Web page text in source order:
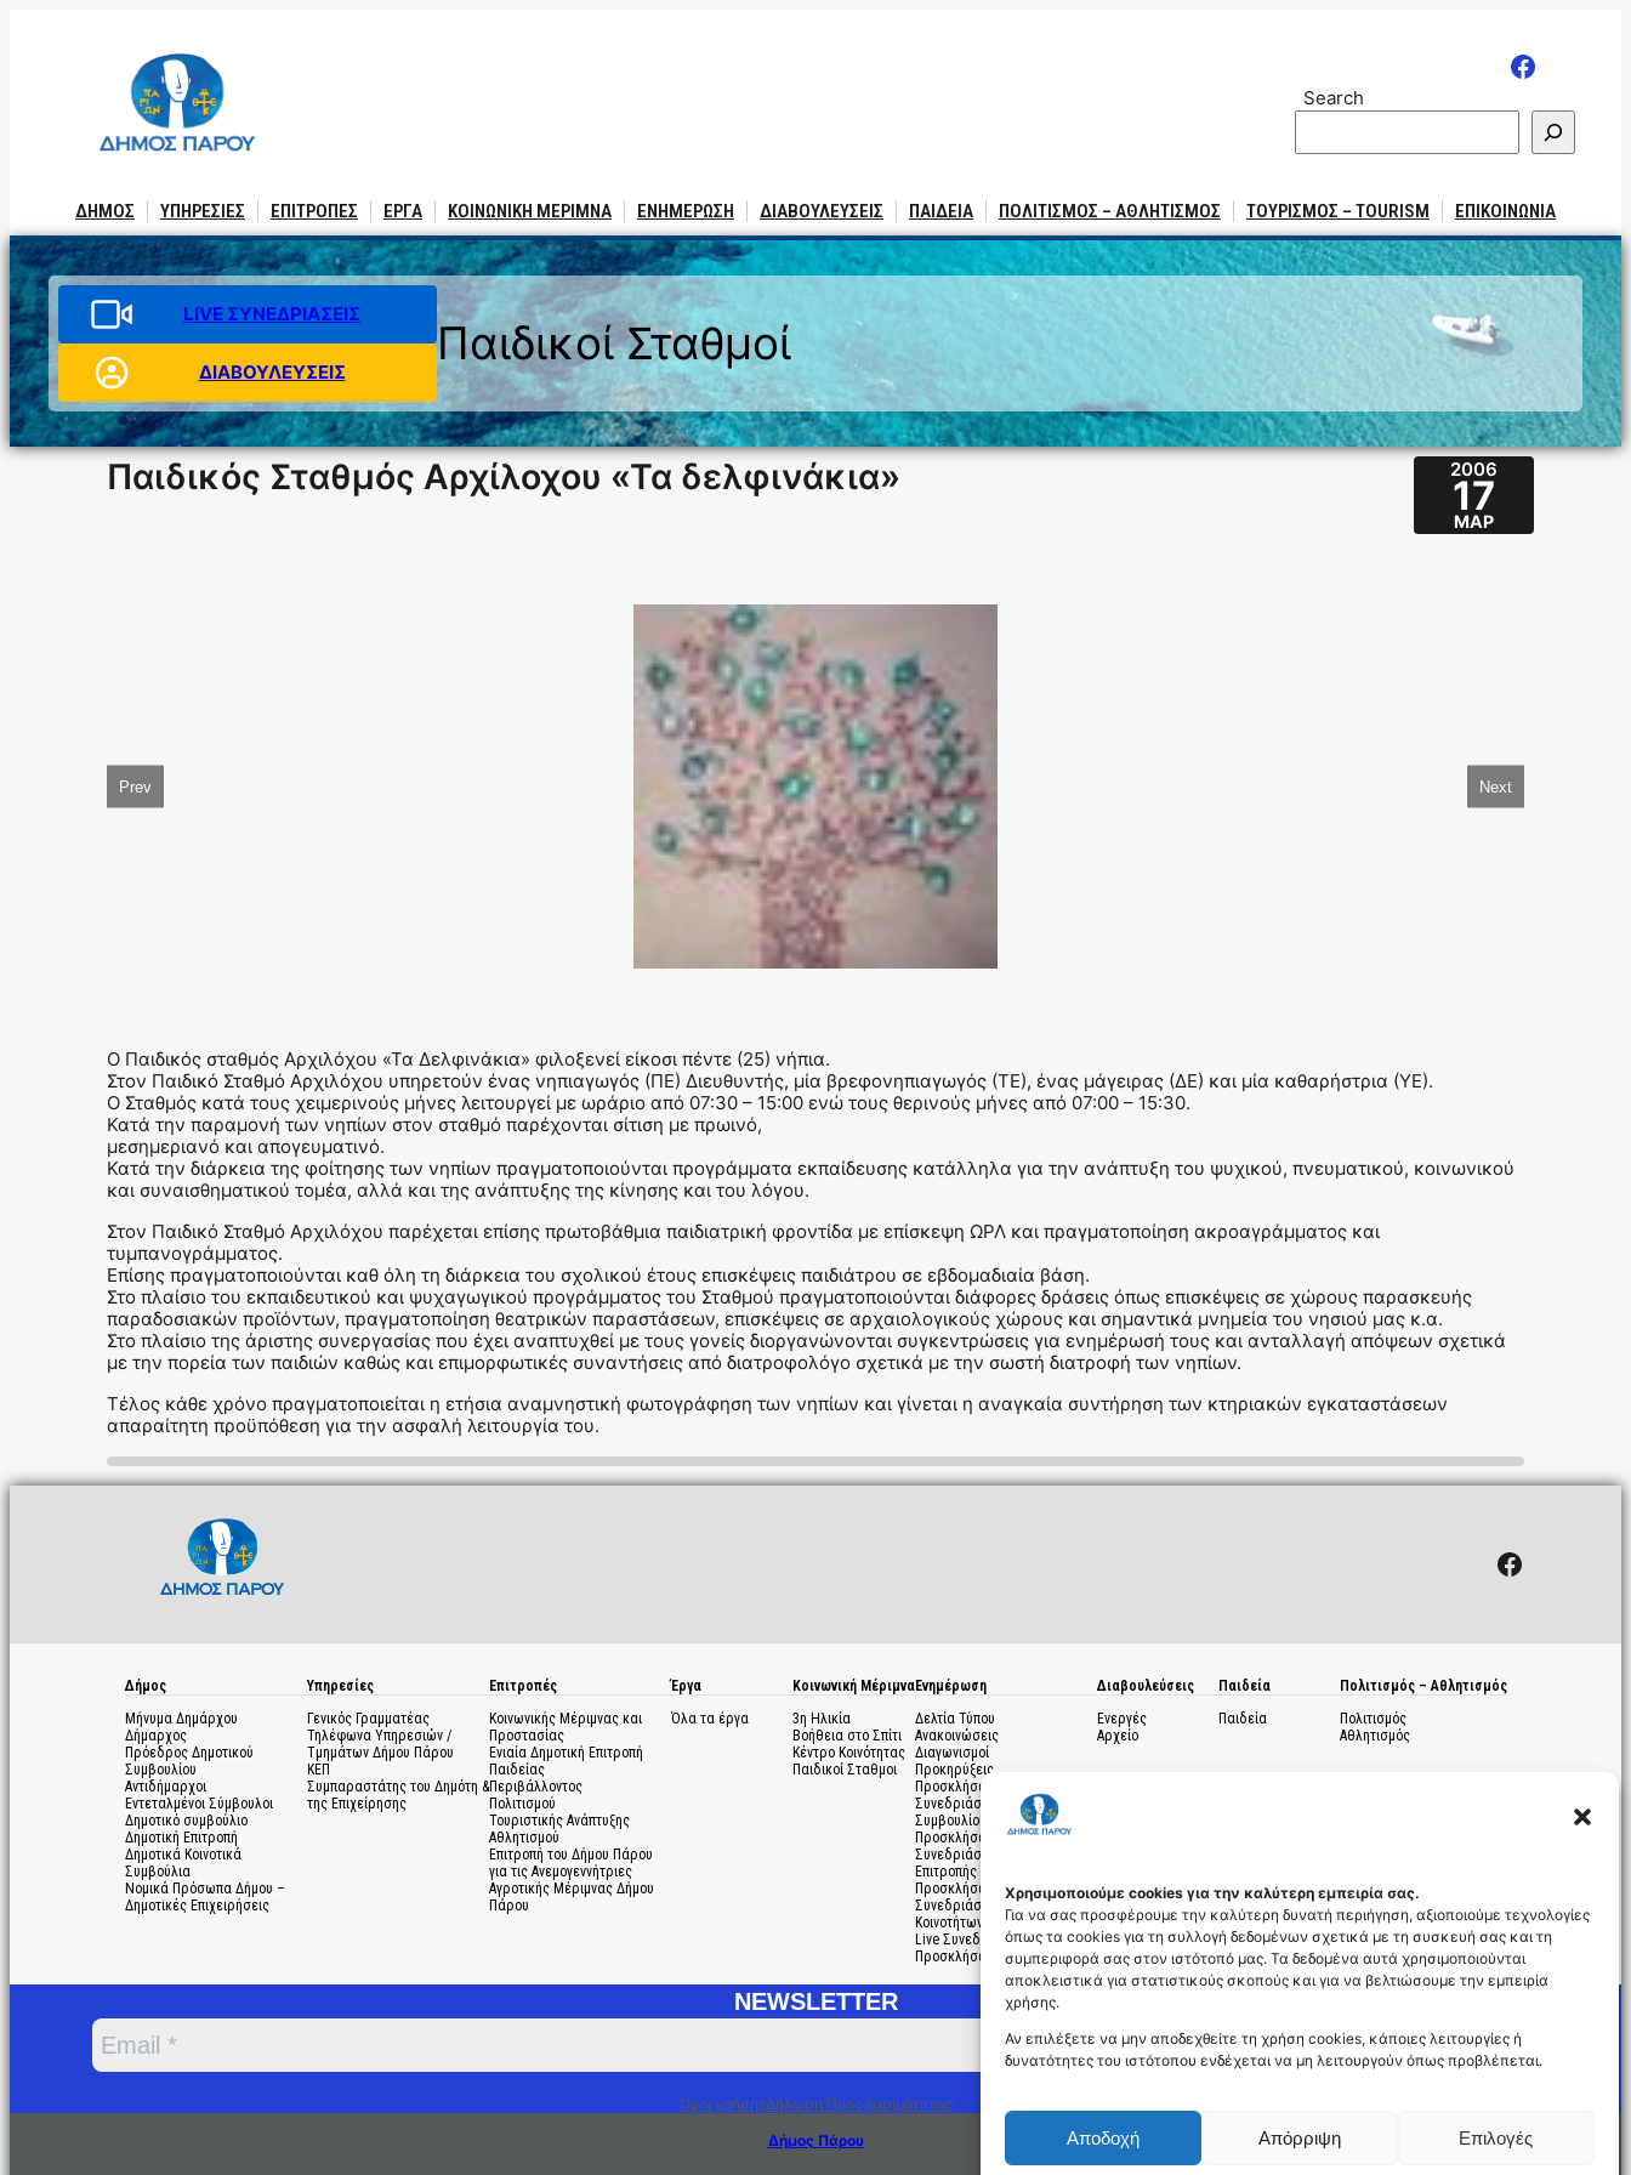
Χρησιμοποιούμε cookies για την καλύτερη εμπειρία σας.
Για να σας προσφέρουμε την καλύτερη δυνατή περιήγηση, αξιοποιούμε τεχνολογίες
όπως τα cookies για τη συλλογή δεδομένων σχετικά με τη συσκευή σας και τη
συμπεριφορά σας στον ιστότοπό μας. Τα δεδομένα αυτά χρησιμοποιούνται
αποκλειστικά για στατιστικούς σκοπούς και για να βελτιώσουμε την εμπειρία
χρήσης.
Αν επιλέξετε να μην αποδεχθείτε τη χρήση cookies, κάποιες λειτουργίες ή
δυνατότητες του ιστότοπου ενδέχεται να μη λειτουργούν όπως προβλέπεται.
Αποδοχή Απόρριψη Επιλογές
Search
ΔΗΜΟΣ ΥΠΗΡΕΣΙΕΣ ΕΠΙΤΡΟΠΕΣ ΕΡΓΑ ΚΟΙΝΩΝΙΚΗ ΜΕΡΙΜΝΑ ΕΝΗΜΕΡΩΣΗ ΔΙΑΒΟΥΛΕΥΣΕΙΣ ΠΑΙΔΕΙΑ ΠΟΛΙΤΙΣΜΟΣ – ΑΘΛΗΤΙΣΜΟΣ ΤΟΥΡΙΣΜΟΣ – TOURISM ΕΠΙΚΟΙΝΩΝΙΑ
LIVE ΣΥΝΕΔΡΙΑΣΕΙΣ
ΔΙΑΒΟΥΛΕΥΣΕΙΣ
Παιδικοί Σταθμοί
Παιδικός Σταθμός Αρχίλοχου «Τα δελφινάκια» 2006
17
ΜΑΡ
Prev Next
Ο Παιδικός σταθμός Αρχιλόχου «Τα Δελφινάκια» φιλοξενεί είκοσι πέντε (25) νήπια.
Στον Παιδικό Σταθμό Αρχιλόχου υπηρετούν ένας νηπιαγωγός (ΠΕ) Διευθυντής, μία βρεφονηπιαγωγός (ΤΕ), ένας μάγειρας (ΔΕ) και μία καθαρήστρια (ΥΕ).
Ο Σταθμός κατά τους χειμερινούς μήνες λειτουργεί με ωράριο από 07:30 – 15:00 ενώ τους θερινούς μήνες από 07:00 – 15:30.
Κατά την παραμονή των νηπίων στον σταθμό παρέχονται σίτιση με πρωινό,
μεσημεριανό και απογευματινό.
Κατά την διάρκεια της φοίτησης των νηπίων πραγματοποιούνται προγράμματα εκπαίδευσης κατάλληλα για την ανάπτυξη του ψυχικού, πνευματικού, κοινωνικού
και συναισθηματικού τομέα, αλλά και της ανάπτυξης της κίνησης και του λόγου.
Στον Παιδικό Σταθμό Αρχιλόχου παρέχεται επίσης πρωτοβάθμια παιδιατρική φροντίδα με επίσκεψη ΩΡΛ και πραγματοποίηση ακροαγράμματος και
τυμπανογράμματος.
Επίσης πραγματοποιούνται καθ όλη τη διάρκεια του σχολικού έτους επισκέψεις παιδιάτρου σε εβδομαδιαία βάση.
Στο πλαίσιο του εκπαιδευτικού και ψυχαγωγικού προγράμματος του Σταθμού πραγματοποιούνται διάφορες δράσεις όπως επισκέψεις σε χώρους παρασκευής
παραδοσιακών προϊόντων, πραγματοποίηση θεατρικών παραστάσεων, επισκέψεις σε αρχαιολογικούς χώρους και σημαντικά μνημεία του νησιού μας κ.α.
Στο πλαίσιο της άριστης συνεργασίας που έχει αναπτυχθεί με τους γονείς διοργανώνονται συγκεντρώσεις για ενημέρωσή τους και ανταλλαγή απόψεων σχετικά
με την πορεία των παιδιών καθώς και επιμορφωτικές συναντήσεις από διατροφολόγο σχετικά με την σωστή διατροφή των νηπίων.
Τέλος κάθε χρόνο πραγματοποιείται η ετήσια αναμνηστική φωτογράφηση των νηπίων και γίνεται η αναγκαία συντήρηση των κτηριακών εγκαταστάσεων
απαραίτητη προϋπόθεση για την ασφαλή λειτουργία του.
Facebook
Δήμος
Μήνυμα Δημάρχου
Δήμαρχος
Πρόεδρος Δημοτικού
Συμβουλίου
Αντιδήμαρχοι
Εντεταλμένοι Σύμβουλοι
Δημοτικό συμβούλιο
Δημοτική Επιτροπή
Δημοτικά Κοινοτικά
Συμβούλια
Νομικά Πρόσωπα Δήμου –
Δημοτικές Επιχειρήσεις
Υπηρεσίες
Γενικός Γραμματέας
Τηλέφωνα Υπηρεσιών /
Τμημάτων Δήμου Πάρου
ΚΕΠ
Συμπαραστάτης του Δημότη &
της Επιχείρησης
Επιτροπές
Κοινωνικής Μέριμνας και
Προστασίας
Ενιαία Δημοτική Επιτροπή
Παιδείας
Περιβάλλοντος
Πολιτισμού
Τουριστικής Ανάπτυξης
Αθλητισμού
Επιτροπή του Δήμου Πάρου
για τις Ανεμογεννήτριες
Αγροτικής Μέριμνας Δήμου
Πάρου
Έργα
Όλα τα έργα
Κοινωνική Μέριμνα
3η Ηλικία
Βοήθεια στο Σπίτι
Κέντρο Κοινότητας
Παιδικοί Σταθμοι
Ενημέρωση
Δελτία Τύπου
Ανακοινώσεις
Διαγωνισμοί
Προκηρύξεις
Προσκλήσεις σε
Συνεδριάσεις Δημοτικού
Συμβουλίου
Προσκλήσεις σε
Συνεδριάσεις Δημοτικής
Επιτροπής
Προσκλήσεις σε
Συνεδριάσεις Δημοτικών
Κοινοτήτων
Live Συνεδριάσεις
Προσκλήσεις Ενδιαφέροντος
Διαβουλεύσεις
Ενεργές
Αρχείο
Παιδεία
Παιδεία
Πολιτισμός – Αθλητισμός
Πολιτισμός
Αθλητισμός
NEWSLETTER
Όροι χρήσηςΔήλωση Προσβασιμότητας
Δήμος Πάρου